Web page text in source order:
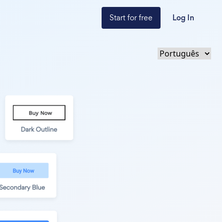
Start for free Log In